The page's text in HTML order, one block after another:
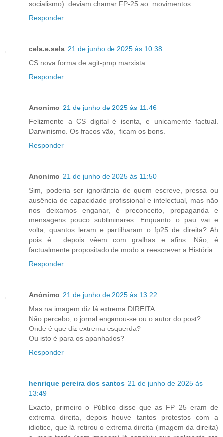
socialismo). deviam chamar FP-25 ao. movimentos
Responder
cela.e.sela 21 de junho de 2025 às 10:38
CS nova forma de agit-prop marxista
Responder
Anonimo 21 de junho de 2025 às 11:46
Felizmente a CS digital é isenta, e unicamente factual.
Darwinismo. Os fracos vão, ficam os bons.
Responder
Anonimo 21 de junho de 2025 às 11:50
Sim, poderia ser ignorância de quem escreve, pressa ou
ausência de capacidade profissional e intelectual, mas não
nos deixamos enganar, é preconceito, propaganda e
mensagens pouco subliminares. Enquanto o pau vai e
volta, quantos leram e partilharam o fp25 de direita? Ah
pois é... depois vêem com gralhas e afins. Não, é
factualmente propositado de modo a reescrever a História.
Responder
Anónimo 21 de junho de 2025 às 13:22
Mas na imagem diz lá extrema DIREITA.
Não percebo, o jornal enganou-se ou o autor do post?
Onde é que diz extrema esquerda?
Ou isto é para os apanhados?
Responder
henrique pereira dos santos 21 de junho de 2025 às
13:49
Exacto, primeiro o Público disse que as FP 25 eram de
extrema direita, depois houve tantos protestos com a
idiotice, que lá retirou o extrema direita (imagem da direita)